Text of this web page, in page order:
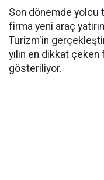
Son dönemde yolcu
firma yeni araç
Turizm'in
yılın en dikkat çeken
gösteriliyor.